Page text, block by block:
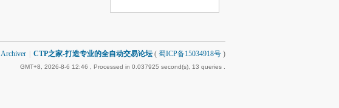
Archiver CTP之家-打造专业的全自动交易论坛 ( 蜀ICP备15034918号 )
GMT+8, 2026-8-6 12:46 , Processed in 0.037925 second(s), 13 queries .